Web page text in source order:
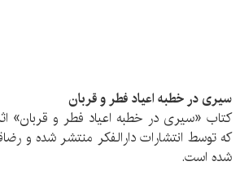
سیری در خطبه‌ اعیاد فطر و قربان
که توسط انتشارات دارالفکر منتشر شده و
شده است.